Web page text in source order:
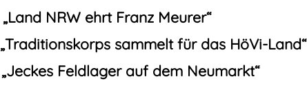
„Land NRW ehrt Franz Meurer“
„Traditionskorps sammelt für das HöVi-Land“
„Jeckes Feldlager auf dem Neumarkt“